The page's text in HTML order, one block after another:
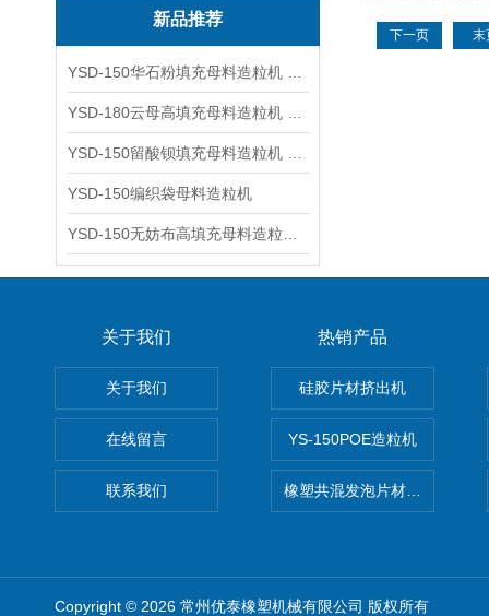
新品推荐
YSD-150编织袋母料造粒机
下一页 末
关于我们
关于我们
在线留言
联系我们
热销产品
硅胶片材挤出机
YS-150POE造粒机
橡塑共混发泡片材挤出机 废
Copyright © 2026 常州优泰橡塑机械有限公司 版权所有